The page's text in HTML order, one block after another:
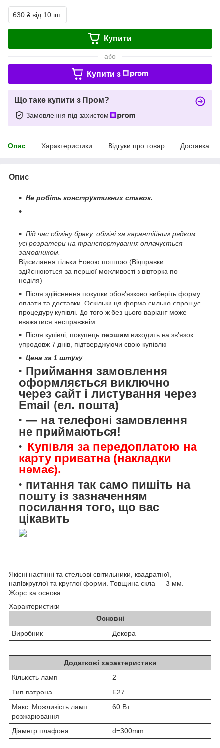
630 ₴ від 10 шт.
Купити
або
Купити з
Що таке купити з Пром?
Замовлення під захистом
Опис Характеристики Відгуки про товар Доставка
Опис
Не робіть конструктивних ставок.
Під час обміну браку, обміні за гарантійним рядком
усі розратери на транспортування оплачується
замовником.
Відсилання тільки Новою поштою (Відправки
здійснюються за першої можливості з вівторка по
неділя)
Після здійснення покупки обов'язково виберіть форму
оплати та доставки. Оскільки ця форма сильно спрощує
процедуру купівлі. До того ж без цього варіант може
вважатися несправжнім.
Після купівлі, покупець першим виходить на зв'язок
упродовж 7 днів, підтверджуючи свою купівлю
Цена за 1 штуку
Приймання замовлення
оформляється виключно
через сайт і листування через
Email (ел. пошта)
— на телефоні замовлення
не приймаються!
Купівля за передоплатою на
карту приватна (накладки
немає).
питання так само пишіть на
пошту із зазначенням
посилання того, що вас
цікавить
Якісні настінні та стельові світильники, квадратної,
напівкруглої та круглої форми. Товщина скла — 3 мм.
Жорстка основа.
Характеристики
Основні
Виробник
Декора
Додаткові характеристики
Кількість ламп
2
Тип патрона
Е27
Макс. Можливість ламп
розжарювання
60 Вт
Діаметр плафона d=300mm